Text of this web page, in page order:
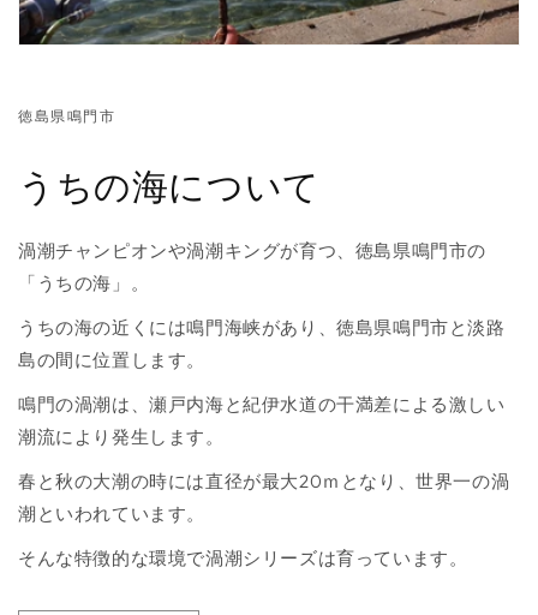
徳島県鳴門市
うちの海について
渦潮チャンピオンや渦潮キングが育つ、徳島県鳴門市の
「うちの海」。
うちの海の近くには鳴門海峡があり、徳島県鳴門市と淡路
島の間に位置します。
鳴門の渦潮は、瀬戸内海と紀伊水道の干満差による激しい
潮流により発生します。
春と秋の大潮の時には直径が最大20ｍとなり、世界一の渦
潮といわれています。
そんな特徴的な環境で渦潮シリーズは育っています。